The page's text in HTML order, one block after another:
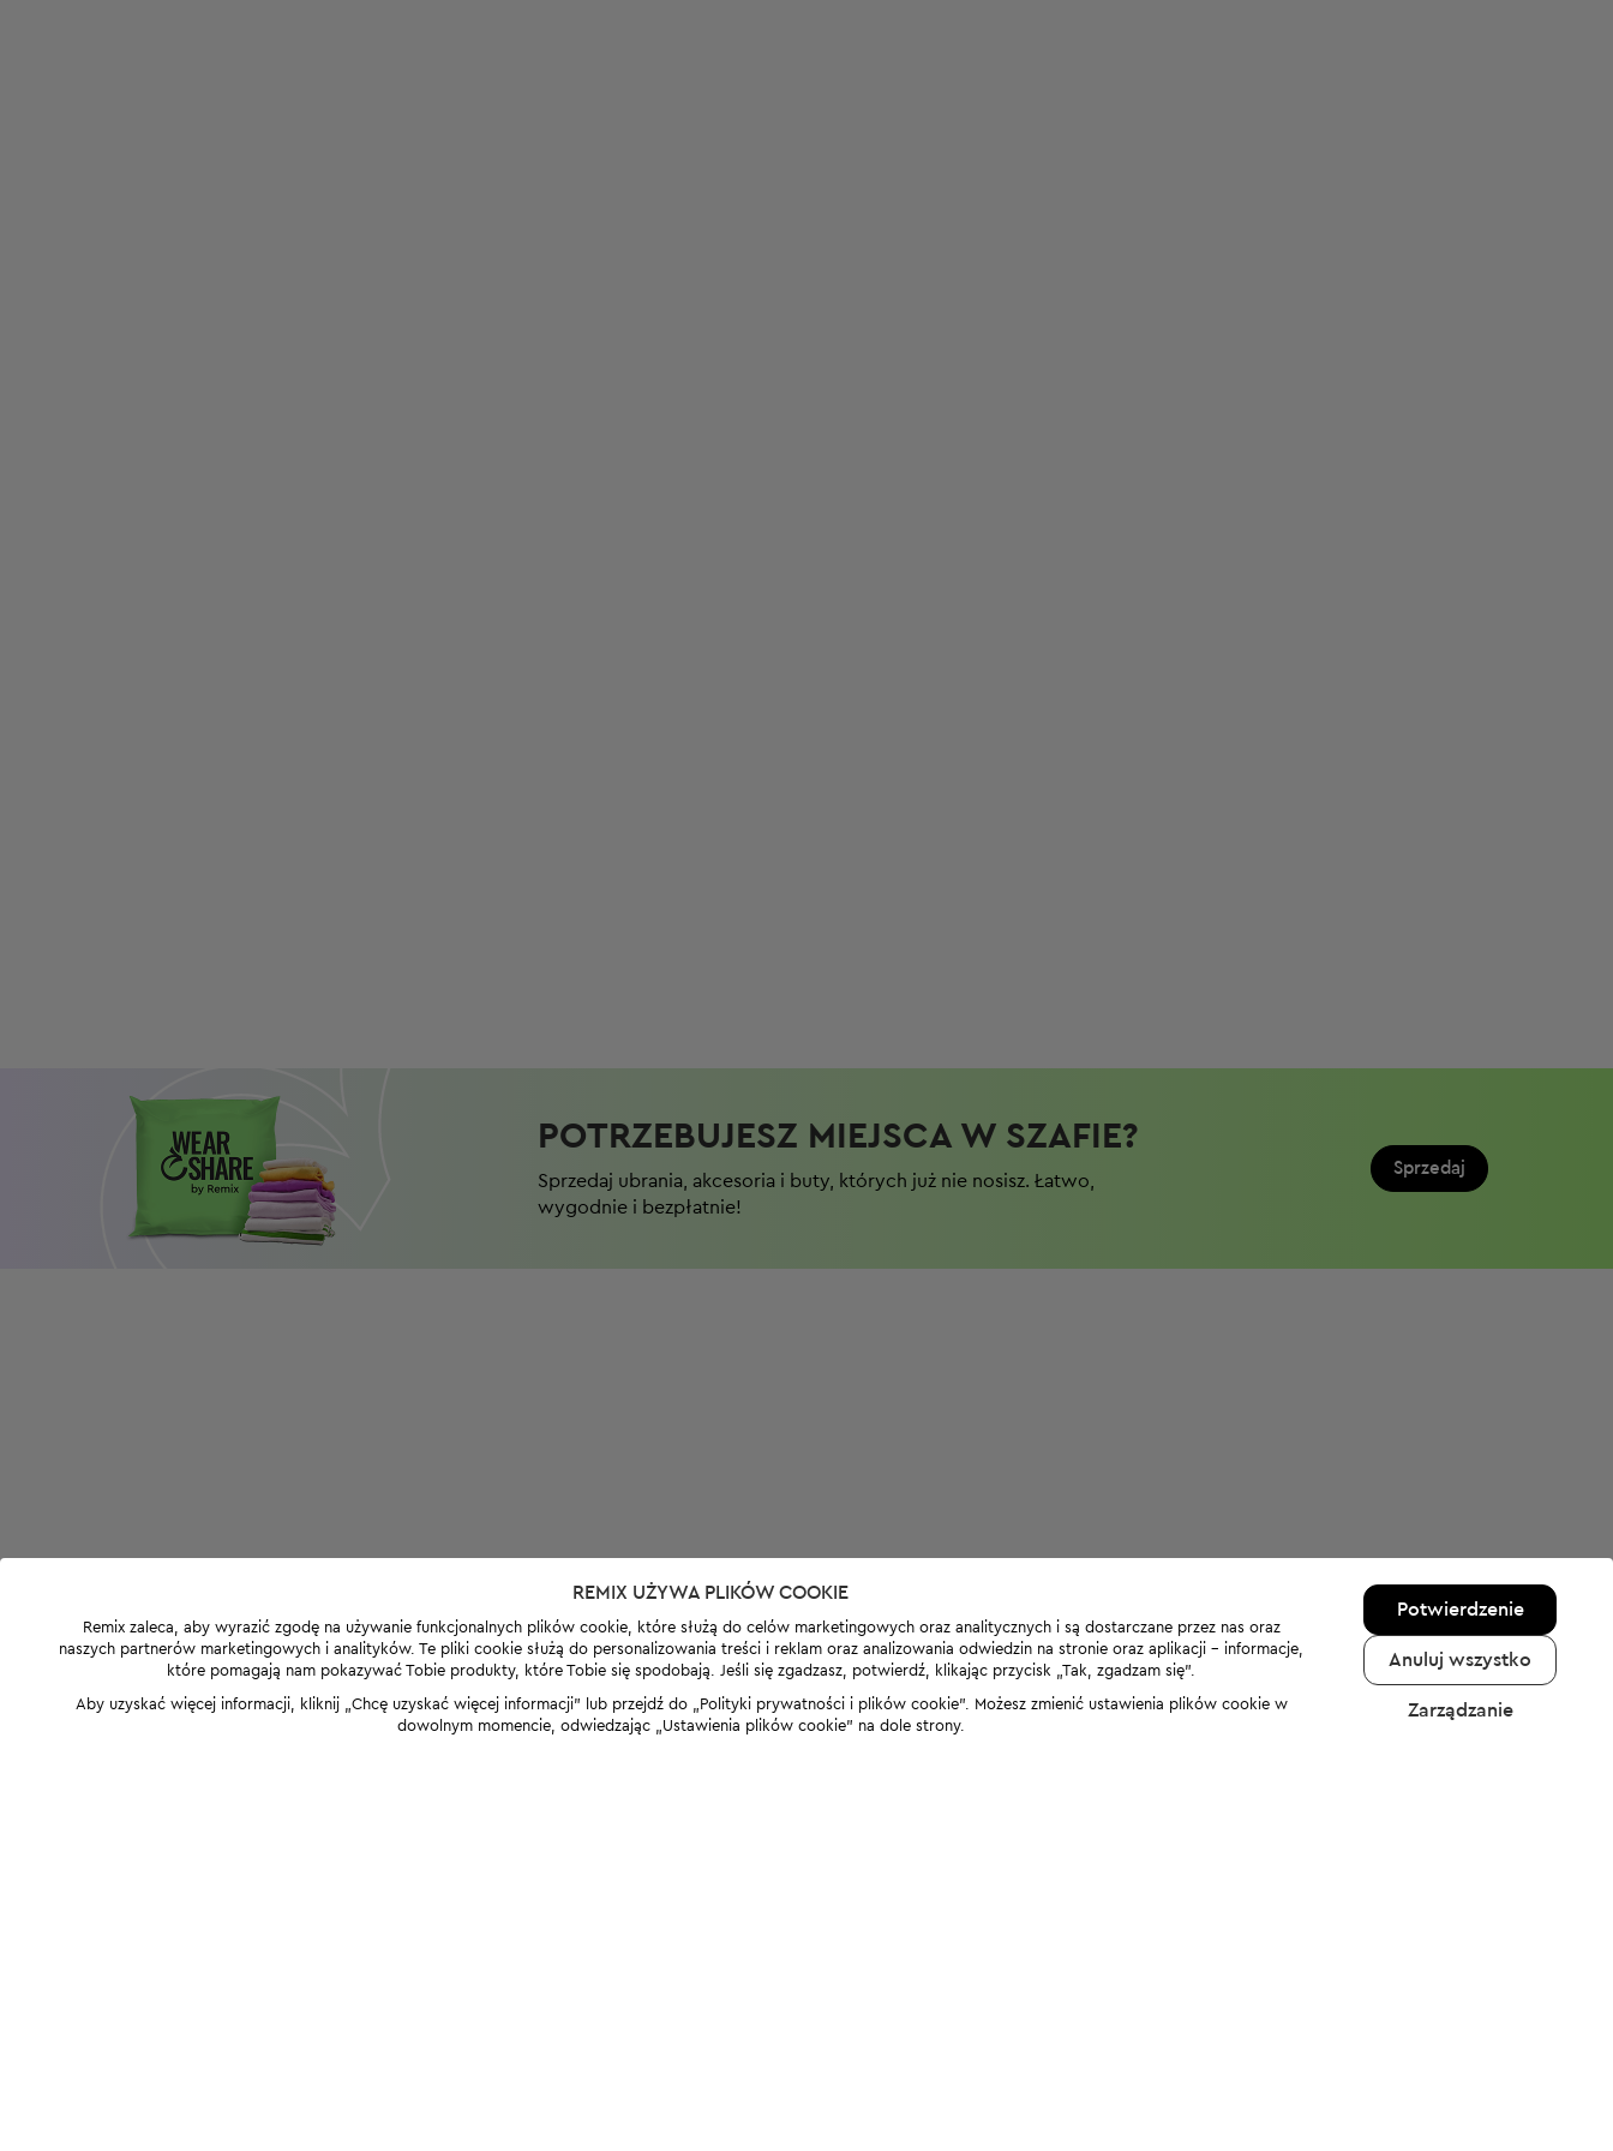
POTRZEBUJESZ MIEJSCA W SZAFIE?​
Sprzedaj ubrania, akcesoria i buty, których już nie nosisz. Łatwo,
wygodnie i bezpłatnie!
Sprzedaj
REMIX UŻYWA PLIKÓW COOKIE
Remix zaleca, aby wyrazić zgodę na używanie funkcjonalnych plików cookie, które służą do celów marketingowych oraz analitycznych i są dostarczane przez nas oraz
naszych partnerów marketingowych i analityków. Te pliki cookie służą do personalizowania treści i reklam oraz analizowania odwiedzin na stronie oraz aplikacji - informacje,
które pomagają nam pokazywać Tobie produkty, które Tobie się spodobają. Jeśli się zgadzasz, potwierdź, klikając przycisk „Tak, zgadzam się”.
Aby uzyskać więcej informacji, kliknij „Chcę uzyskać więcej informacji” lub przejdź do „Polityki prywatności i plików cookie”. Możesz zmienić ustawienia plików cookie w
dowolnym momencie, odwiedzając „Ustawienia plików cookie” na dole strony.
Potwierdzenie
Anuluj wszystko
Zarządzanie